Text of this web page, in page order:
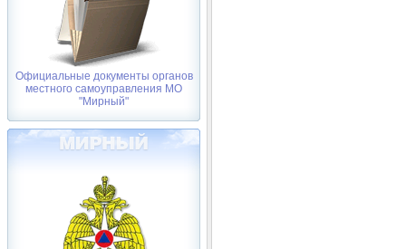
Официальные документы органов
местного самоуправления МО
"Мирный"